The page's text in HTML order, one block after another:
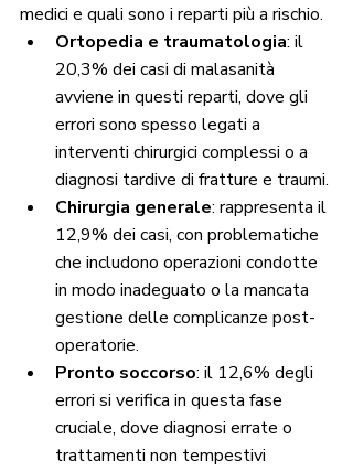
medici e quali sono i reparti più a rischio.
Ortopedia e traumatologia: il
20,3% dei casi di malasanità
avviene in questi reparti, dove gli
errori sono spesso legati a
interventi chirurgici complessi o a
diagnosi tardive di fratture e traumi.
Chirurgia generale: rappresenta il
12,9% dei casi, con problematiche
che includono operazioni condotte
in modo inadeguato o la mancata
gestione delle complicanze post-
operatorie.
Pronto soccorso: il 12,6% degli
errori si verifica in questa fase
cruciale, dove diagnosi errate o
trattamenti non tempestivi